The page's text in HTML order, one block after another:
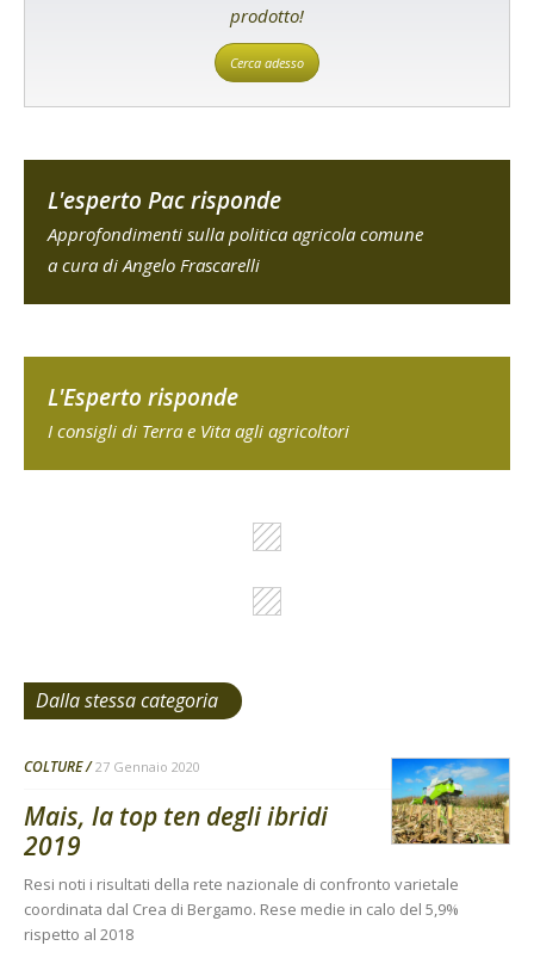
prodotto!
Cerca adesso
L'esperto Pac risponde
Approfondimenti sulla politica agricola comune
a cura di Angelo Frascarelli
L'Esperto risponde
I consigli di Terra e Vita agli agricoltori
Dalla stessa categoria
COLTURE 27 Gennaio 2020
Mais, la top ten degli ibridi
2019
Resi noti i risultati della rete nazionale di confronto varietale
coordinata dal Crea di Bergamo. Rese medie in calo del 5,9%
rispetto al 2018